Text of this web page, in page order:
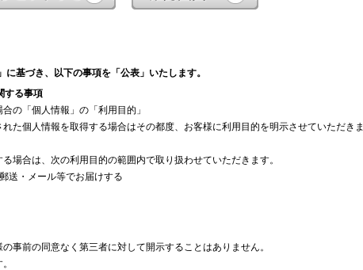
に基づき、以下の事項を「公表」いたします。
する事項
の「個人情報」の「利用目的」
た個人情報を取得する場合はその都度、お客様に利用目的を明示させていただきま
場合は、次の利用目的の範囲内で取り扱わせていただきます。
送・メール等でお届けする
事前の同意なく第三者に対して開示することはありません。